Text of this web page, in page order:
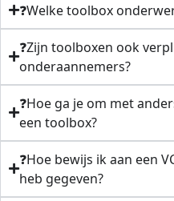
❓Welke toolbox
❓Zijn toolboxen ook
onderaannemers?
❓Hoe ga je om met
een toolbox?
❓Hoe bewijs ik aan een
heb gegeven?